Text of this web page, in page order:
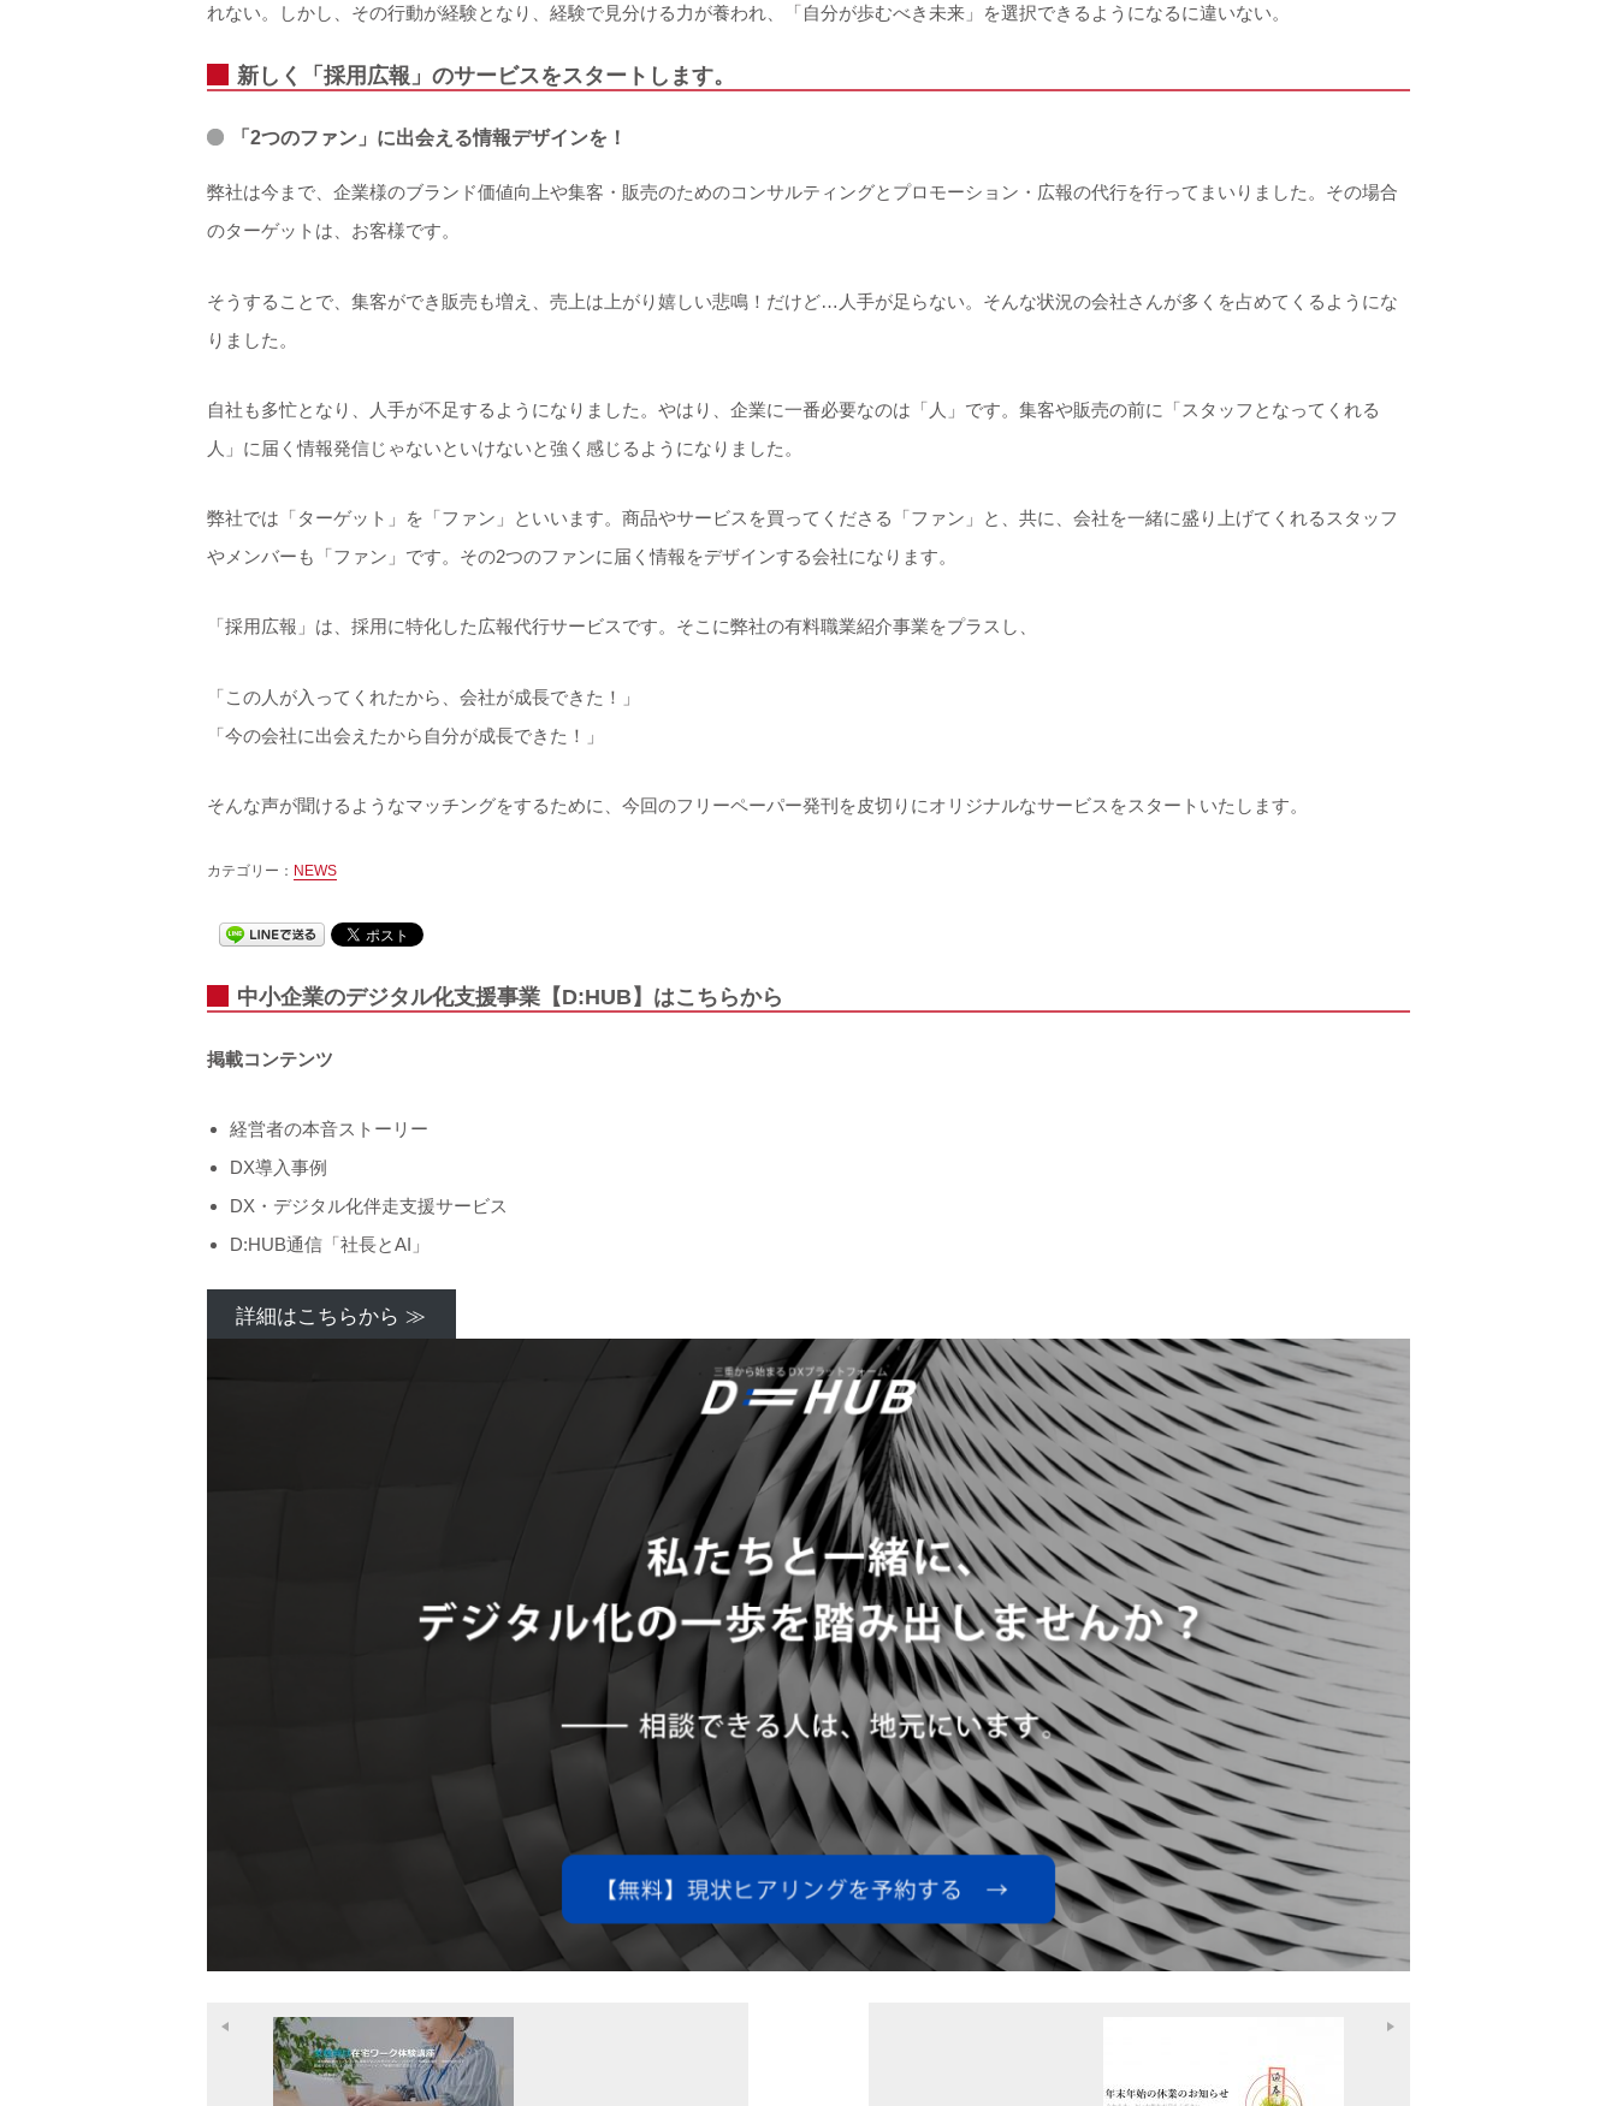
れない。しかし、その行動が経験となり、経験で見分ける力が養われ、「自分が歩むべき未来」を選択できるようになるに違いない。
新しく「採用広報」のサービスをスタートします。
「2つのファン」に出会える情報デザインを！
弊社は今まで、企業様のブランド価値向上や集客・販売のためのコンサルティングとプロモーション・広報の代行を行ってまいりました。その場合
のターゲットは、お客様です。
そうすることで、集客ができ販売も増え、売上は上がり嬉しい悲鳴！だけど…人手が足らない。そんな状況の会社さんが多くを占めてくるようにな
りました。
自社も多忙となり、人手が不足するようになりました。やはり、企業に一番必要なのは「人」です。集客や販売の前に「スタッフとなってくれる
人」に届く情報発信じゃないといけないと強く感じるようになりました。
弊社では「ターゲット」を「ファン」といいます。商品やサービスを買ってくださる「ファン」と、共に、会社を一緒に盛り上げてくれるスタッフ
やメンバーも「ファン」です。その2つのファンに届く情報をデザインする会社になります。
「採用広報」は、採用に特化した広報代行サービスです。そこに弊社の有料職業紹介事業をプラスし、
「この人が入ってくれたから、会社が成長できた！」
「今の会社に出会えたから自分が成長できた！」
そんな声が聞けるようなマッチングをするために、今回のフリーペーパー発刊を皮切りにオリジナルなサービスをスタートいたします。
カテゴリー： NEWS
中小企業のデジタル化支援事業【D:HUB】はこちらから
掲載コンテンツ
経営者の本音ストーリー
DX導入事例
DX・デジタル化伴走支援サービス
D:HUB通信「社長とAI」
詳細はこちらから ≫